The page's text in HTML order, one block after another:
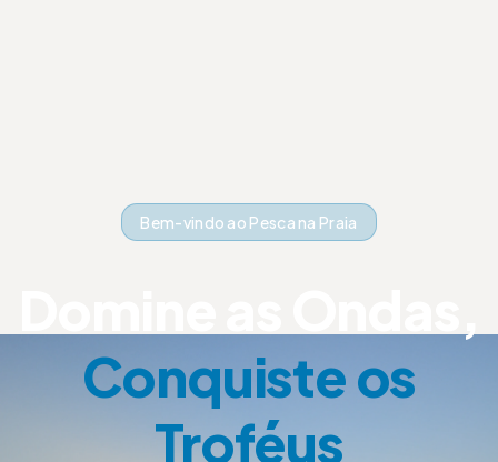
Bem-vindo ao Pesca na Praia
Conquiste os
Troféus